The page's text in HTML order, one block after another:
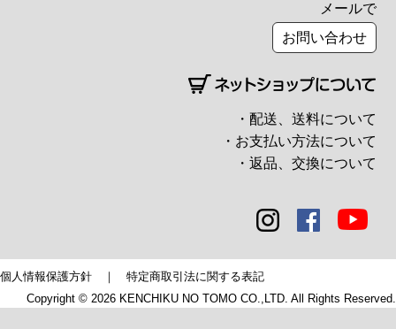
メールで
お問い合わせ
・配送、送料について
・お支払い方法について
・返品、交換について
個人情報保護方針 ｜ 特定商取引法に関する表記
Copyright © 2026 KENCHIKU NO TOMO CO.,LTD. All Rights Reserved.